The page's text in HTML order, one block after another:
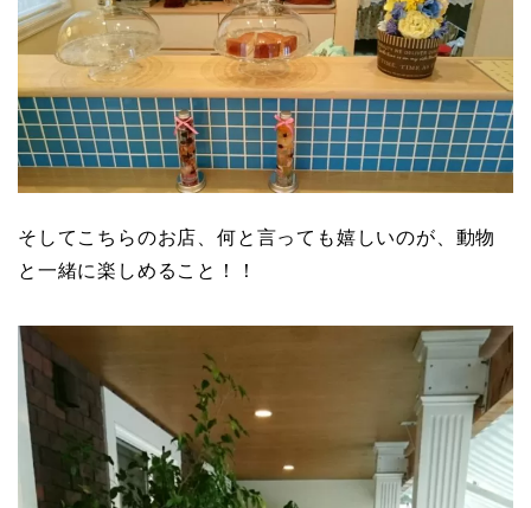
そしてこちらのお店、何と言っても嬉しいのが、動物
と一緒に楽しめること！！